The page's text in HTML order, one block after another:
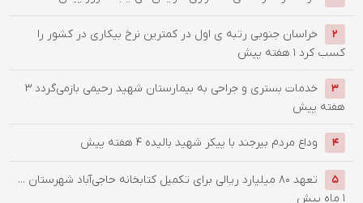
2
خراسان جنوبی رتبه ی اول در کمترین نرخ بیکاری در کشور را
کسب کرد 1 هفته پیش
3 خدمات بستری و جراحی به بیمارستان شهید رحیمی بازمی‌گردد 3
هفته پیش
4 وداع مردم بیرجند با پیکر شهید بالیده 4 هفته پیش
5
تعهد ۸۰ میلیارد ریالی برای تکمیل کتابخانه حاجی‌آباد شهرستان ...
1 ماه پیش